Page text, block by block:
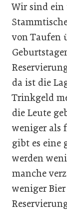
Wir sind ein
von Taufen
da ist die
Trinkgeld
die Leute
weniger als
gibt es eine
werden
manche
weniger